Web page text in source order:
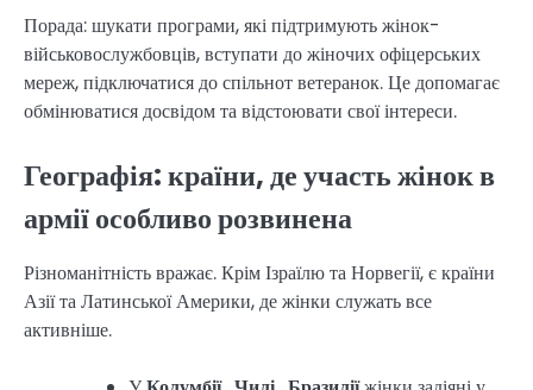
Порада: шукати програми, які підтримують жінок-
військовослужбовців, вступати до жіночих офіцерських
мереж, підключатися до спільнот ветеранок. Це допомагає
обмінюватися досвідом та відстоювати свої інтереси.
Географія: країни, де участь жінок в
армії особливо розвинена
Різноманітність вражає. Крім Ізраїлю та Норвегії, є країни
Азії та Латинської Америки, де жінки служать все
активніше.